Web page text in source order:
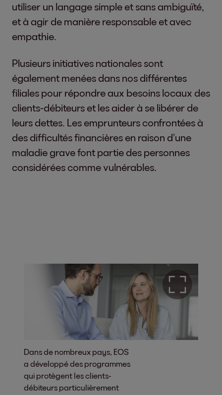
utiliser un langage simple et sans ambiguïté,
et à agir de manière responsable et avec
empathie.
Plusieurs initiatives nationales sont
également menées dans nos différentes
filiales pour répondre aux besoins locaux des
clients-débiteurs et les aider à se libérer de
leurs dettes. Les emprunteurs confrontées à
des difficultés financières en raison d’une
maladie grave font partie des personnes
considérées comme vulnérables.
Dans de nombreux pays, EOS
a développé des programmes
qui protègent les clients-
débiteurs particulièrement